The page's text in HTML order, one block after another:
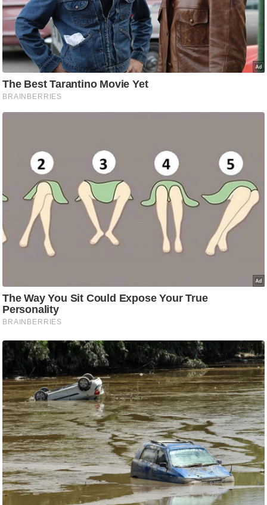
g
N
e
w
s
ला
इ
क्नॉ
ब्यू
फै
श
न
घ
रे
लू
नु
स्खे
प
र्य
ट
न
स्थ